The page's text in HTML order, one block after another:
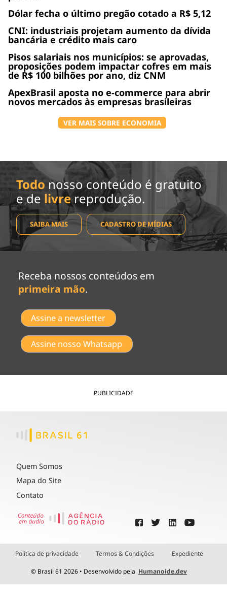
Dólar fecha o último pregão cotado a R$ 5,12
CNI: industriais projetam aumento da dívida
bancária e crédito mais caro
Pisos salariais nos municípios: se aprovadas,
proposições podem impactar cofres em mais
de R$ 100 bilhões por ano, diz CNM
ApexBrasil aposta no e-commerce para abrir
novos mercados às empresas brasileiras
VER MAIS SOBRE ECONOMIA
Todo nosso conteúdo é gratuito
e de livrereprodução.
SAIBA MAIS CADASTRO DE MÍDIAS
Receba nossos conteúdos em
primeira mão.
Assine a newsletter
Assine nosso Whatsapp
PUBLICIDADE
Quem Somos
Mapa do Site
Contato
Política de privacidade Termos & Condições Expediente
© Brasil 61 2026 • Desenvolvido pela Humanoide.dev